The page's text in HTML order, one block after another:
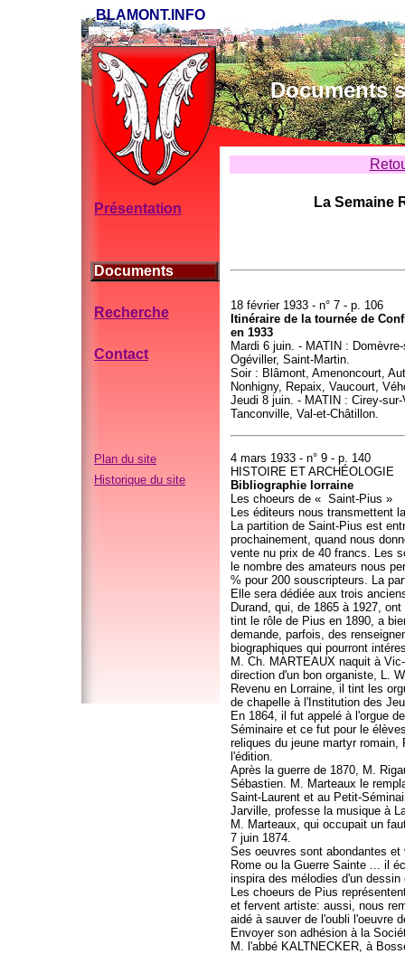
BLAMONT.INFO
Documents
Présentation
Documents
Recherche
Contact
Plan du site
Historique du site
La Semaine
18 février 1933 - n° 7 - p. 106
Itinéraire de la tournée de
en 1933
Mardi 6 juin. - MATIN :
Ogéviller, Saint-Martin.
Soir : Blâmont, Amenoncourt,
Nonhigny, Repaix, Vaucourt,
Jeudi 8 juin. - MATIN : Cirey-
Tanconville, Val-et-Châtillon.
4 mars 1933 - n° 9 - p. 140
HISTOIRE ET ARCHÉOLOGIE
Bibliographie lorraine
Les choeurs de « Saint-Pius »
Les éditeurs nous transmettent
La partition de Saint-Pius est
prochainement, quand nous
vente nu prix de 40 francs. Les
le nombre des amateurs nous
% pour 200 souscripteurs. La
Elle sera dédiée aux trois
Durand, qui, de 1865 à 1927,
tint le rôle de Pius en 1890, a
demande, parfois, des
biographiques qui pourront
M. Ch. MARTEAUX naquit à
direction d'un bon organiste, L.
Revenu en Lorraine, il tint les
de chapelle à l'Institution des
En 1864, il fut appelé à l'orgue
Séminaire et ce fut pour le
reliques du jeune martyr
l'édition.
Après la guerre de 1870, M.
Sébastien. M. Marteaux le
Saint-Laurent et au Petit-
Jarville, professe la musique à
M. Marteaux, qui occupait un
7 juin 1874.
Ses oeuvres sont abondantes
Rome ou la Guerre Sainte ... il
inspira des mélodies d'un
Les choeurs de Pius
et fervent artiste: aussi, nous
aidé à sauver de l'oubli l'oeuvre
Envoyer son adhésion à la
M. l'abbé KALTNECKER, à